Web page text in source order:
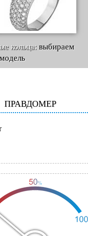
кольца:выбираем
ПРАВДОМЕР